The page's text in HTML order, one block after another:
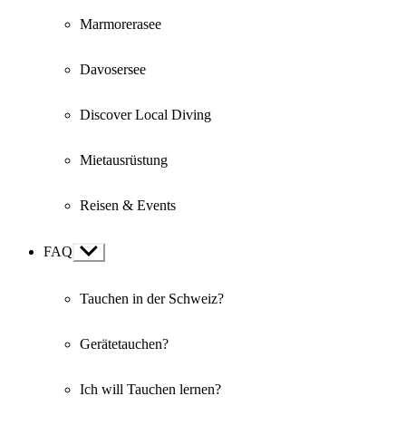
Marmorerasee
Davosersee
Discover Local Diving
Mietausrüstung
Reisen & Events
FAQ Show
sub
Tauchen in der Schweiz?
Gerätetauchen?
Ich will Tauchen lernen?